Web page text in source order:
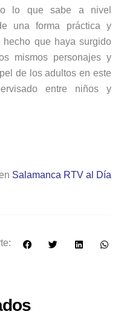
lo que sabe a nivel
una forma práctica y
que haya surgido
mismos personajes y
de los adultos en este
entre niños y
Salamanca RTV al Día